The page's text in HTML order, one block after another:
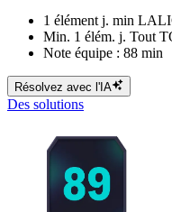
1 élément j. min
Min. 1 élém. j. Tout
Note équipe : 88 min
Résolvez avec l'IA
Des solutions